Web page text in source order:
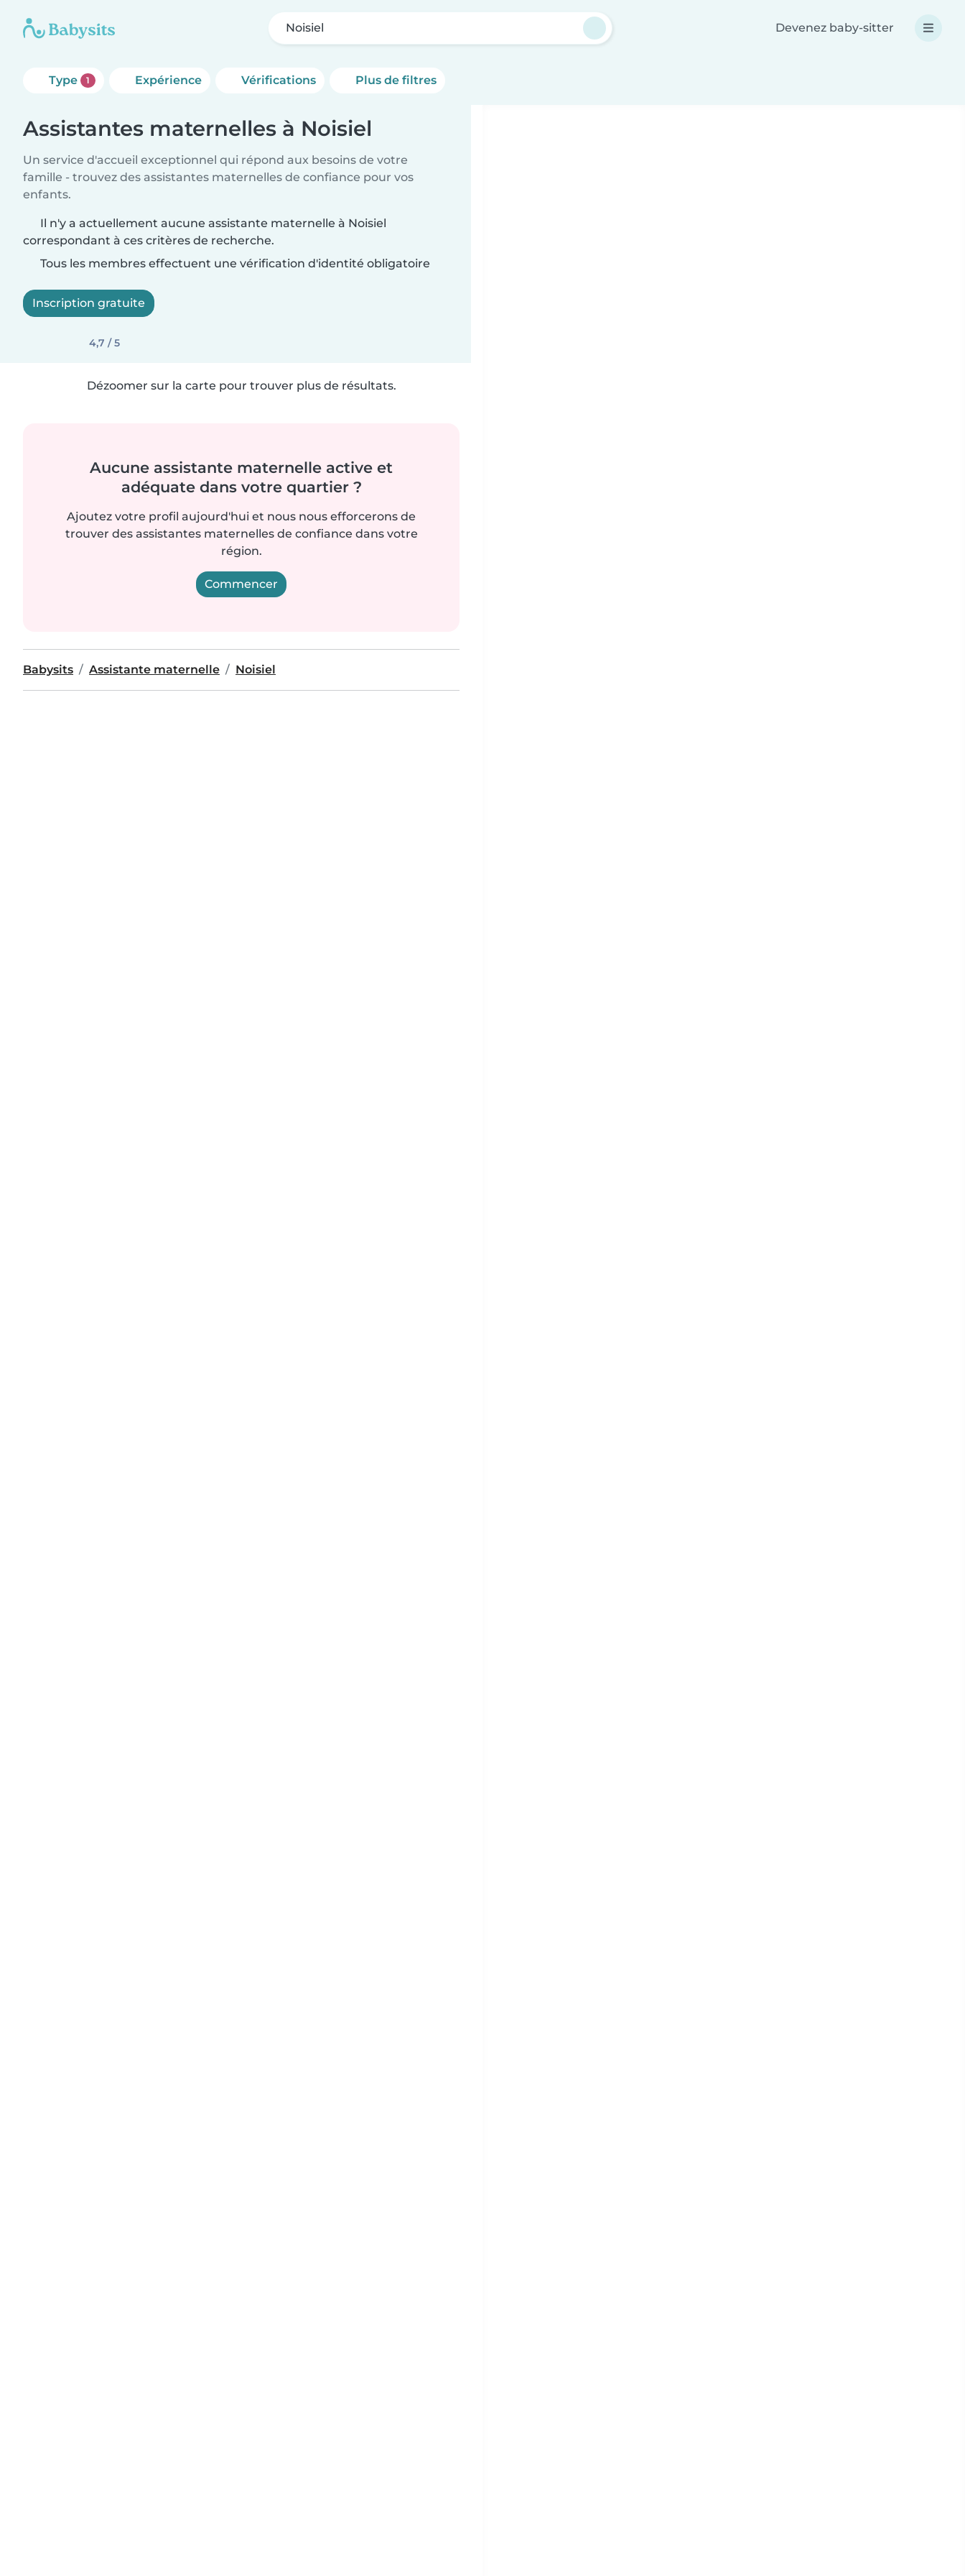
Noisiel Devenez baby-sitter
Type 1 Expérience Vérifications Plus de filtres
Assistantes maternelles à Noisiel
Un service d'accueil exceptionnel qui répond aux besoins de votre
famille - trouvez des assistantes maternelles de confiance pour vos
enfants.
Il n'y a actuellement aucune assistante maternelle à Noisiel
correspondant à ces critères de recherche.
Tous les membres effectuent une vérification d'identité obligatoire
Inscription gratuite
4,7 / 5
Dézoomer sur la carte pour trouver plus de résultats.
Aucune assistante maternelle active et
adéquate dans votre quartier ?
Ajoutez votre profil aujourd'hui et nous nous efforcerons de
trouver des assistantes maternelles de confiance dans votre
région.
Commencer
Babysits Assistante maternelle Noisiel